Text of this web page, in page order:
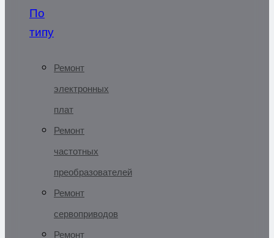
По
типу
Ремонт
электронных
плат
Ремонт
частотных
преобразователей
Ремонт
сервоприводов
Ремонт